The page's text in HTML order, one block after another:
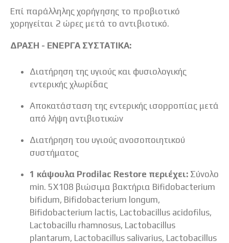
Επί παράλληλης χορήγησης το προβιοτικό
χορηγείται 2 ώρες μετά το αντιβιοτικό.
ΔΡΑΣΗ - ΕΝΕΡΓΑ ΣΥΣΤΑΤΙΚΑ:
Διατήρηση της υγιούς και φυσιολογικής
εντερικής χλωρίδας
Αποκατάσταση της εντερικής ισορροπίας μετά
από λήψη αντιβιοτικών
Διατήρηση του υγιούς ανοσοποιητικού
συστήματος
1 κάψουλα Prodilac Restore περιέχει: Σύνολο
min. 5Χ108 βιώσιμα βακτήρια Bifidobacterium
bifidum, Bifidobacterium longum,
Bifidobacterium lactis, Lactobacillus acidofilus,
Lactobacillu rhamnosus, Lactobacillus
plantarum, Lactobacillus salivarius, Lactobacillus